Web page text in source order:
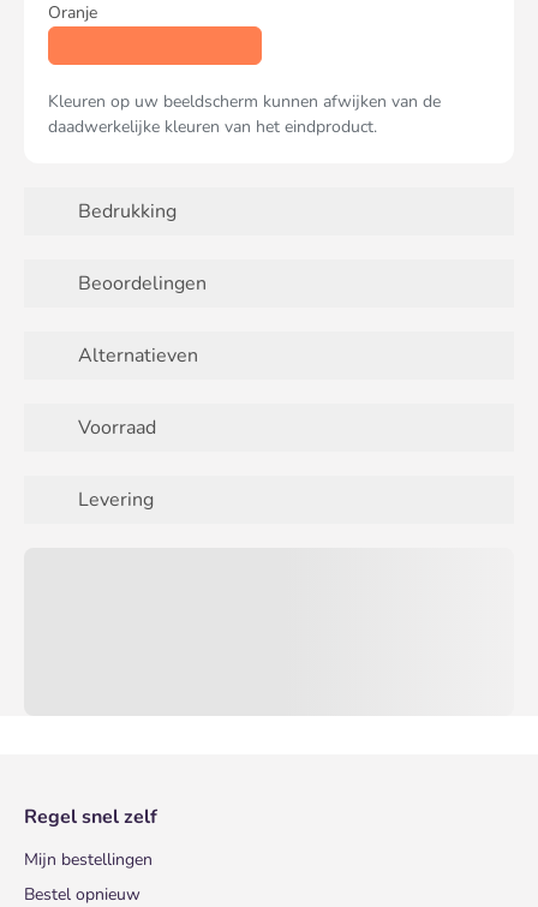
Oranje
Kleuren op uw beeldscherm kunnen afwijken van de
daadwerkelijke kleuren van het eindproduct.
Bedrukking
Beoordelingen
Alternatieven
Voorraad
Levering
Regel snel zelf
Mijn bestellingen
Bestel opnieuw